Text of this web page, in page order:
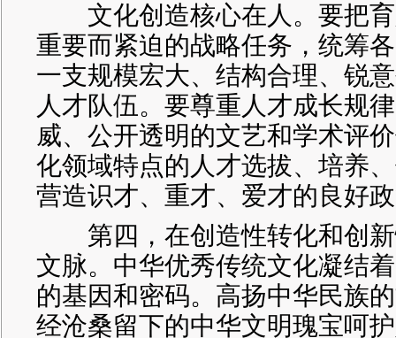
文化创造核心在人。要把育
重要而紧迫的战略任务，统筹
一支规模宏大、结构合理、锐
人才队伍。要尊重人才成长规
威、公开透明的文艺和学术评
化领域特点的人才选拔、培养
营造识才、重才、爱才的良好
第四，在创造性转化和创新
文脉。中华优秀传统文化凝结
的基因和密码。高扬中华民族
经沧桑留下的中华文明瑰宝呵